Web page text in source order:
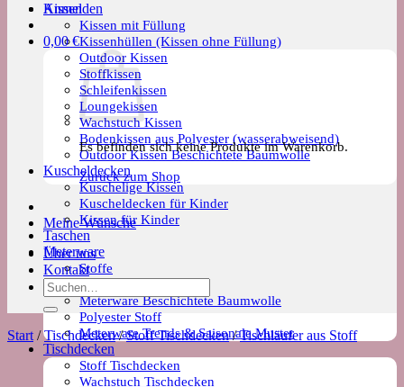
Kissen
Kissen mit Füllung
Kissenhüllen (Kissen ohne Füllung)
Outdoor Kissen
Stoffkissen
Schleifenkissen
Loungekissen
Wachstuch Kissen
Bodenkissen aus Polyester (wasserabweisend)
Outdoor Kissen Beschichtete Baumwolle
Kuscheldecken
Kuschelige Kissen
Kuscheldecken für Kinder
Kissen für Kinder
Taschen
Meterware
Stoffe
Wachstuch Stoff
Meterware Beschichtete Baumwolle
Polyester Stoff
Meterware Trends & Saisonale Muster
Tischdecken
Stoff Tischdecken
Wachstuch Tischdecken
Anmelden
0,00€
Es befinden sich keine Produkte im Warenkorb.
Zurück zum Shop
Meine Wünsche
Über uns
Kontakt
Suchen
nach:
Start / Tischdecken / Stoff Tischdecken / Tischläufer aus Stoff